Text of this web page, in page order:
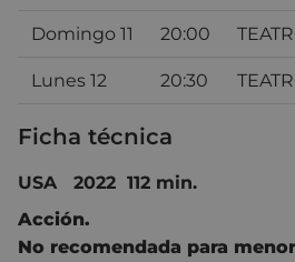
Domingo 11 20:00
Lunes 12 20:30
Ficha técnica
USA 2022 112 min.
Acción.
No recomendada para